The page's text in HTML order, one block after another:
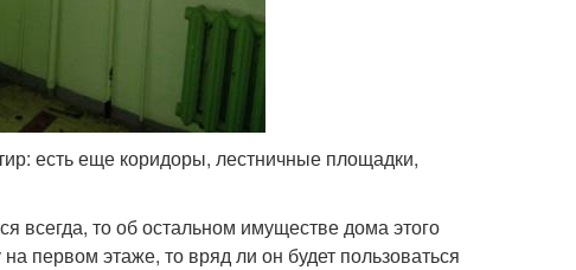
есть еще коридоры, лестничные площадки,
всегда, то об остальном имуществе дома этого
первом этаже, то вряд ли он будет пользоваться